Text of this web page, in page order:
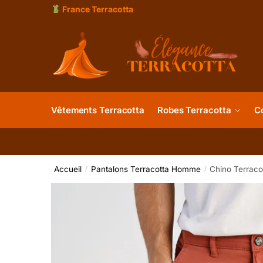
France Terracotta
Vêtements Terracotta Robes Terracotta
Accueil / Pantalons Terracotta Homme / Chino